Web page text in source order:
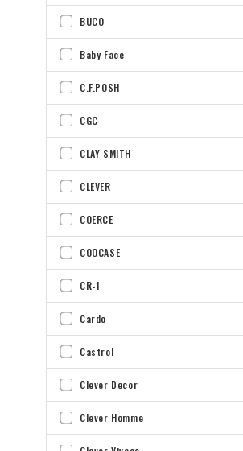
BUCO
Baby Face
C.F.POSH
CGC
CLAY SMITH
CLEVER
COERCE
COOCASE
CR-1
Cardo
Castrol
Clever Decor
Clever Homme